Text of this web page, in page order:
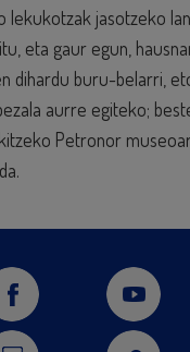
lekukotzak jasotzeko
eta gaur egun,
dihardu buru-belarri,
aurre egiteko;
Petronor